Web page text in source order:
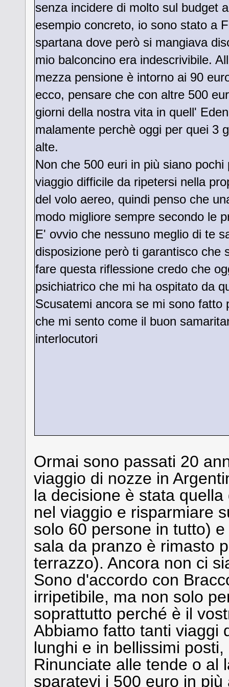
senza incidere di molto sul budget
esempio concreto, io sono stato a
spartana dove però si mangiava
mio balconcino era indescrivibile.
mezza pensione è intorno ai 90
ecco, pensare che con altre 500
giorni della nostra vita in quell'
malamente perchè oggi per quei 3
alte.
Non che 500 euri in più siano
viaggio difficile da ripetersi nella
del volo aereo, quindi penso che
modo migliore sempre secondo le
E' ovvio che nessuno meglio di te
disposizione però ti garantisco che
fare questa riflessione credo che
psichiatrico che mi ha ospitato da
Scusatemi ancora se mi sono fatto
che mi sento come il buon
interlocutori
Ormai sono passati 20
viaggio di nozze in
la decisione è stata
nel viaggio e risparmiare
solo 60 persone in tutto)
sala da pranzo è rimasto
terrazzo). Ancora non ci
Sono d'accordo con
irripetibile, ma non solo
soprattutto perché è il
Abbiamo fatto tanti viaggi
lunghi e in bellissimi
Rinunciate alle tende o al
sparatevi i 500 euro in